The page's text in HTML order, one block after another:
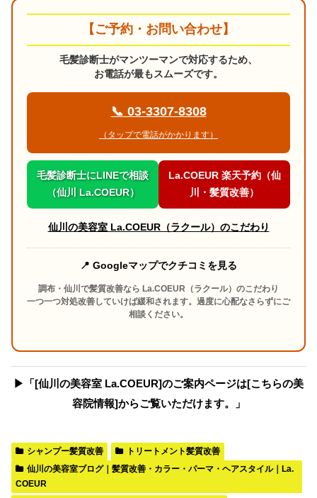
【ご予約・お問い合わせ】
毛髪診断士がマンツーマンで対応するため、
お電話が最もスムーズです。
📞 03-3307-8308
（タップで電話がかかります）
毛髪診断士にLINEで相談
（仙川 La.COEUR）
La.COEUR 楽天予約（仙
川・髪質改善）
仙川の美容室 La.COEUR（ラクール）のこだわり
📍 Googleマップでクチコミを見る
調布・仙川で髪質改善なら La.COEUR（ラクール）のこだわり
一つ一つ対処改善していけば緩和されます。過度に心配なさらずにご
相談ください。
▶︎「[仙川の美容室 La.COEUR]のご案内ページは[こちらの美
容院情報]からご覧いただけます。」
シャンプー髪質改善
トリートメント髪質改善
仙川の美容室ブログ｜髪質改善・カラー・パーマ・ヘアスタイル｜La.
COEUR